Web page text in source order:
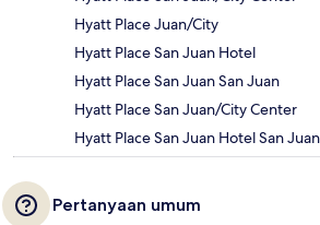
Hyatt Place Juan/City
Hyatt Place San Juan Hotel
Hyatt Place San Juan San Juan
Hyatt Place San Juan/City Center
Hyatt Place San Juan Hotel San Juan
Pertanyaan umum